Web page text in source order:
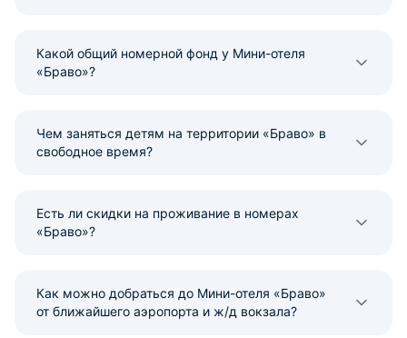
Какой общий номерной фонд у Мини-отеля
«Браво»?
Чем заняться детям на территории «Браво» в
свободное время?
Есть ли скидки на проживание в номерах
«Браво»?
Как можно добраться до Мини-отеля «Браво»
от ближайшего аэропорта и ж/д вокзала?